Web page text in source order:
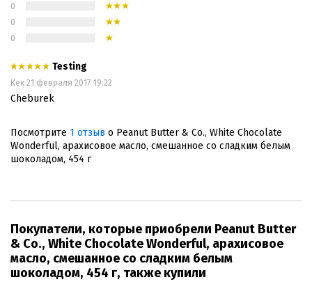
0
0
0
Testing
Кек 21 февраля 2017 19:22
Cheburek
Посмотрите 1 отзыв о Peanut Butter & Co., White Chocolate
Wonderful, арахисовое масло, смешанное со сладким белым
шоколадом, 454 г
Покупатели, которые приобрели Peanut Butter
& Co., White Chocolate Wonderful, арахисовое
масло, смешанное со сладким белым
шоколадом, 454 г, также купили